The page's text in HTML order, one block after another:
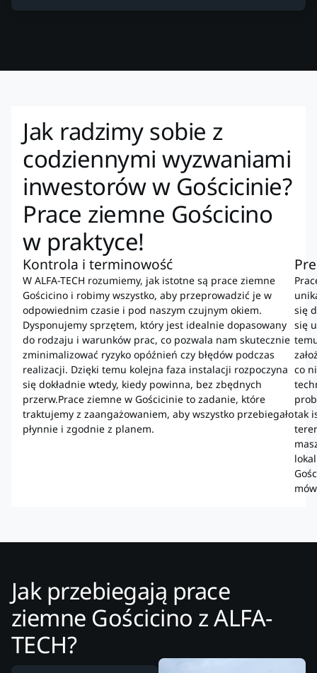
Jak radzimy sobie z
codziennymi wyzwaniami
inwestorów w Gościcinie?
Prace ziemne Gościcino
w praktyce!
Kontrola i terminowość
W ALFA-TECH rozumiemy, jak istotne są prace ziemne
Gościcino i robimy wszystko, aby przeprowadzić je w
odpowiednim czasie i pod naszym czujnym okiem.
Dysponujemy sprzętem, który jest idealnie dopasowany
do rodzaju i warunków prac, co pozwala nam skutecznie
zminimalizować ryzyko opóźnień czy błędów podczas
realizacji. Dzięki temu kolejna faza instalacji rozpoczyna
się dokładnie wtedy, kiedy powinna, bez zbędnych
przerw.Prace ziemne w Gościcinie to zadanie, które
traktujemy z zaangażowaniem, aby wszystko przebiegało
płynnie i zgodnie z planem.
się
się
co
tak
Jak przebiegają prace
ziemne Gościcino z ALFA-
TECH?